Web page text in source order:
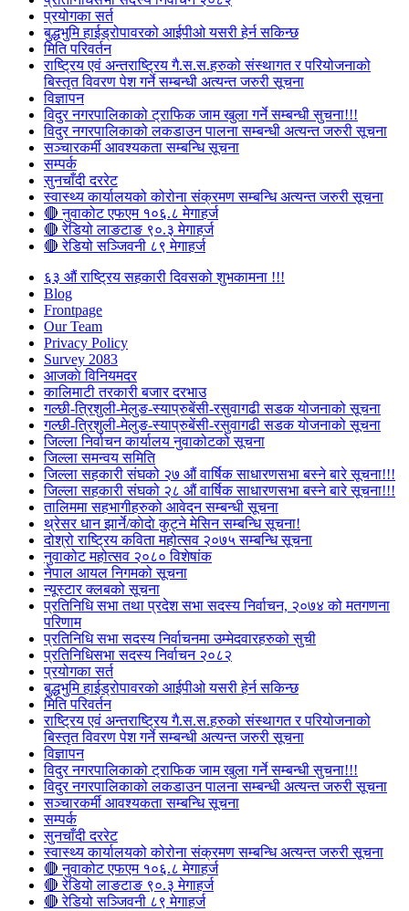
प्रयोगका सर्त
बुद्धभुमि हाईड्रोपावरको आईपीओ यसरी हेर्न सकिन्छ
मिति परिवर्तन
राष्ट्रिय एवं अन्तराष्ट्रिय गै.स.स.हरुको संस्थागत र परियोजनाको
बिस्तृत विवरण पेश गर्ने सम्बन्धी अत्यन्त जरुरी सूचना
विज्ञापन
विदुर नगरपालिकाको ट्राफिक जाम खुला गर्ने सम्बन्धी सुचना!!!
विदुर नगरपालिकाको लकडाउन पालना सम्बन्धी अत्यन्त जरुरी सूचना
सञ्चारकर्मी आवश्यकता सम्बन्धि सूचना
सम्पर्क
सुनचाँदी दररेट
स्वास्थ्य कार्यालयको कोरोना संक्रमण सम्बन्धि अत्यन्त जरुरी सूचना
🔴 नुवाकोट एफएम १०६.८ मेगाहर्ज
🔴 रेडियो लाङटाङ ९०.३ मेगाहर्ज
🔴 रेडियो सञ्जिवनी ८९ मेगाहर्ज
६३ औं राष्ट्रिय सहकारी दिवसको शुभकामना !!!
Blog
Frontpage
Our Team
Privacy Policy
Survey 2083
आजकाे विनियमदर
कालिमाटी तरकारी बजार दरभाउ
गल्छी-त्रिशुली-मेलुङ-स्याप्रुबेंसी-रसुवागढी सडक योजनाको सूचना
गल्छी-त्रिशुली-मेलुङ-स्याप्रुबेंसी-रसुवागढी सडक योजनाको सूचना
जिल्ला निर्वाचन कार्यालय नुवाकोटको सूचना
जिल्ला समन्वय समिति
जिल्ला सहकारी संघको २७ औं वार्षिक साधारणसभा बस्ने बारे सूचना!!!
जिल्ला सहकारी संघको २८ औं वार्षिक साधारणसभा बस्ने बारे सूचना!!!
तालिममा सहभागीहरुको आवेदन सम्बन्धी सूचना
थ्रेसर धान झार्ने/काेदाे कुट्ने मेसिन सम्बन्धि सूचना!
दोश्रो राष्ट्रिय कविता महोत्सव २०७५ सम्बन्धि सूचना
नुवाकोट महोत्सव २०८० विशेषांक
नेपाल आयल निगमको सूचना
न्यूस्टार क्लबको सूचना
प्रतिनिधि सभा तथा प्रदेश सभा सदस्य निर्वाचन, २०७४ को मतगणना
परिणाम
प्रतिनिधि सभा सदस्य निर्वाचनमा उम्मेदवारहरुको सुची
प्रतिनिधिसभा सदस्य निर्वाचन २०८२
प्रयोगका सर्त
बुद्धभुमि हाईड्रोपावरको आईपीओ यसरी हेर्न सकिन्छ
मिति परिवर्तन
राष्ट्रिय एवं अन्तराष्ट्रिय गै.स.स.हरुको संस्थागत र परियोजनाको
बिस्तृत विवरण पेश गर्ने सम्बन्धी अत्यन्त जरुरी सूचना
विज्ञापन
विदुर नगरपालिकाको ट्राफिक जाम खुला गर्ने सम्बन्धी सुचना!!!
विदुर नगरपालिकाको लकडाउन पालना सम्बन्धी अत्यन्त जरुरी सूचना
सञ्चारकर्मी आवश्यकता सम्बन्धि सूचना
सम्पर्क
सुनचाँदी दररेट
स्वास्थ्य कार्यालयको कोरोना संक्रमण सम्बन्धि अत्यन्त जरुरी सूचना
🔴 नुवाकोट एफएम १०६.८ मेगाहर्ज
🔴 रेडियो लाङटाङ ९०.३ मेगाहर्ज
🔴 रेडियो सञ्जिवनी ८९ मेगाहर्ज